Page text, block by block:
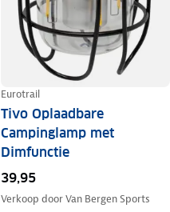
Eurotrail
Tivo Oplaadbare
Campinglamp met
Dimfunctie
39,95
Verkoop doorVan Bergen Sports